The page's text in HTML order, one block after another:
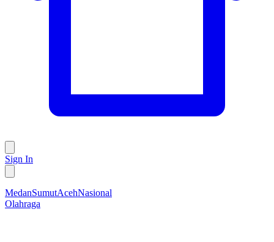
Sign In
MedanSumutAcehNasional
Olahraga